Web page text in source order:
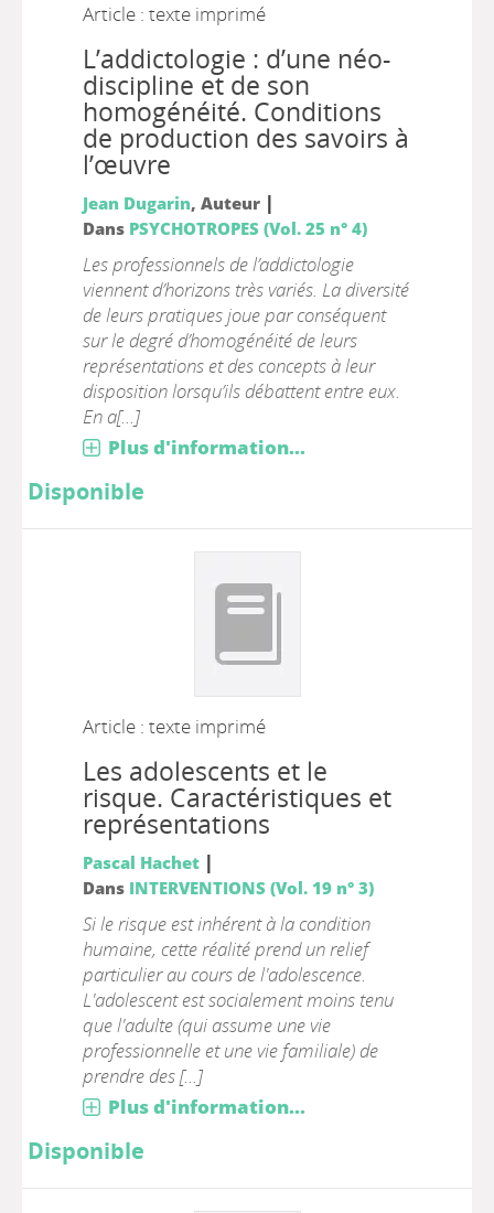
Article : texte imprimé
L’addictologie : d’une néo-
discipline et de son
homogénéité. Conditions
de production des savoirs à
l’œuvre
Jean Dugarin, Auteur |
Dans PSYCHOTROPES (Vol. 25 n° 4)
Les professionnels de l’addictologie
viennent d’horizons très variés. La diversité
de leurs pratiques joue par conséquent
sur le degré d’homogénéité de leurs
représentations et des concepts à leur
disposition lorsqu’ils débattent entre eux.
En a[...]
Plus d'information...
Disponible
Article : texte imprimé
Les adolescents et le
risque. Caractéristiques et
représentations
Pascal Hachet |
Dans INTERVENTIONS (Vol. 19 n° 3)
Si le risque est inhérent à la condition
humaine, cette réalité prend un relief
particulier au cours de l'adolescence.
L'adolescent est socialement moins tenu
que l'adulte (qui assume une vie
professionnelle et une vie familiale) de
prendre des [...]
Plus d'information...
Disponible